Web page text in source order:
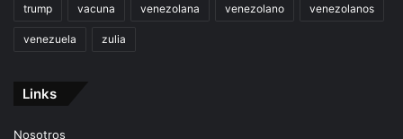
trump vacuna venezolana venezolano venezolanos
venezuela zulia
Links
Nosotros